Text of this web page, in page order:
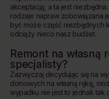
akceptacją, a ta jest
rodzaje napraw zobowiązana
być może część niezbędnych
odciąży nieco nasz budżet.
Remont na własną
specjalisty?
Zazwyczaj decydując się na
domowych na własną rękę,
wypadku nie jest to jednak tak